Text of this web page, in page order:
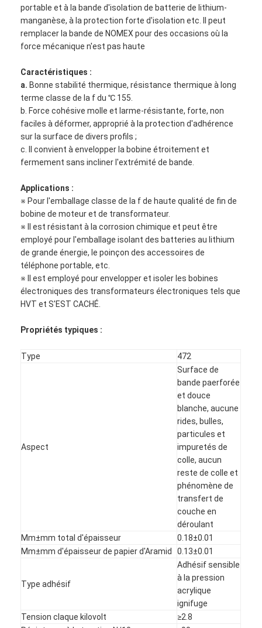
Maison
Produits
Ruban adhésif de tissu en verre
Ruban adhésif de film de Polyimide
portable et à la bande d'isolation de batterie de lithium-
manganèse, à la protection forte d'isolation etc. Il peut
remplacer la bande de NOMEX pour des occasions où la
force mécanique n'est pas haute
Caractéristiques :
a. Bonne stabilité thermique, résistance thermique à long
terme classe de la f du ℃ 155.
b. Force cohésive molle et larme-résistante, forte, non
faciles à déformer, approprié à la protection d'adhérence
sur la surface de divers profils ;
c. Il convient à envelopper la bobine étroitement et
fermement sans incliner l'extrémité de bande.
Applications :
※ Pour l'emballage classe de la f de haute qualité de fin de
bobine de moteur et de transformateur.
※ Il est résistant à la corrosion chimique et peut être
employé pour l'emballage isolant des batteries au lithium
de grande énergie, le poinçon des accessoires de
téléphone portable, etc.
※ Il est employé pour envelopper et isoler les bobines
électroniques des transformateurs électroniques tels que
HVT et S'EST CACHÉ.
Propriétés typiques :
Type 472
Aspect
Surface de
bande paerforée
et douce
blanche, aucune
rides, bulles,
particules et
impuretés de
colle, aucun
reste de colle et
phénomène de
transfert de
couche en
déroulant
Mm±mm total d'épaisseur
0.18±0.01
Mm±mm d'épaisseur de papier d'Aramid
0.13±0.01
Type adhésif
Adhésif sensible
à la pression
acrylique
ignifuge
Tension claque kilovolt
≥2.8